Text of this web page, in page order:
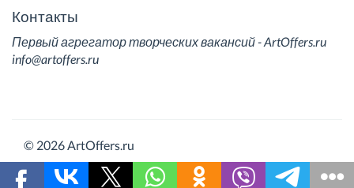
Контакты
Первый агрегатор творческих вакансий - ArtOffers.ru
info@artoffers.ru
© 2026 ArtOffers.ru